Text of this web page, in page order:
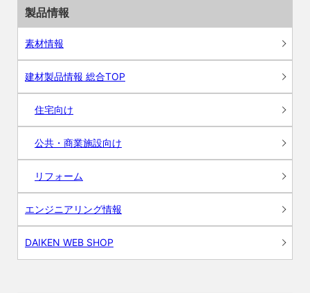
製品情報
素材情報
建材製品情報 総合TOP
住宅向け
公共・商業施設向け
リフォーム
エンジニアリング情報
DAIKEN WEB SHOP